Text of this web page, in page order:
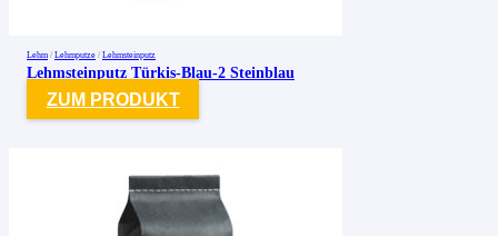
Lehm / Lehmputze / Lehmsteinputz
Lehmsteinputz Türkis-Blau-2 Steinblau
ZUM PRODUKT